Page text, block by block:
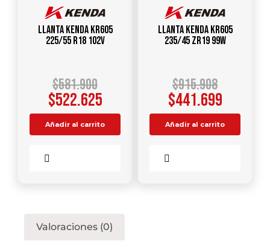
Llanta KENDA KR605
225/55 R18 102V
$581.900
$522.625
Añadir al carrito
Llanta KENDA KR605
235/45 ZR19 99W
$915.908
$441.699
Añadir al carrito
Valoraciones (0)